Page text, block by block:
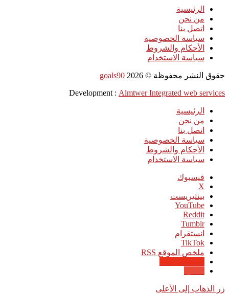
الرئيسية
من نحن
اتصل بنا
سياسة الخصوصية
الأحكام والشروط
سياسة الاستخدام
حقوق النشر محفوظة © goals90 2026
Development : Almtwer Integrated web services
الرئيسية
من نحن
اتصل بنا
سياسة الخصوصية
الأحكام والشروط
سياسة الاستخدام
فيسبوك
‫X
بينتيريست
‫YouTube
انستقرام
‫TikTok
ملخص الموقع RSS
زر الذهاب إلى الأعلى